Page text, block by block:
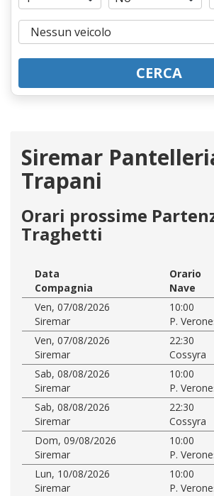
CERCA
Siremar
Trapani
Orari prossime
Traghetti
Data
Orario
Compagnia
Nave
Ven, 07/08/2026
10:00
Siremar
P.
Ven, 07/08/2026
22:30
Siremar
Cossyra
Sab, 08/08/2026
10:00
Siremar
P.
Sab, 08/08/2026
22:30
Siremar
Cossyra
Dom, 09/08/2026
10:00
Siremar
P.
Lun, 10/08/2026
10:00
Siremar
P.